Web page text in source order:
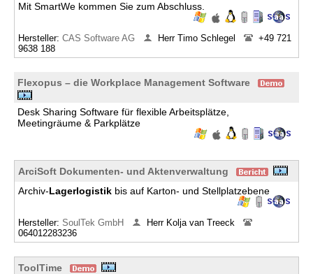
Mit SmartWe kommen Sie zum Abschluss.
Hersteller: CAS Software AG Herr Timo Schlegel
+49 721
9638 188
Flexopus – die Workplace Management Software
Desk Sharing Software für flexible Arbeitsplätze,
Meetingräume & Parkplätze
ArciSoft Dokumenten- und Aktenverwaltung
Archiv-Lagerlogistik bis auf Karton- und Stellplatzebene
Hersteller: SoulTek GmbH
Herr Kolja van Treeck
064012283236
ToolTime